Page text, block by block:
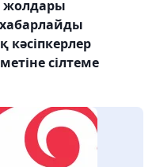
жолдары
кәсіпкерлер
сілтеме